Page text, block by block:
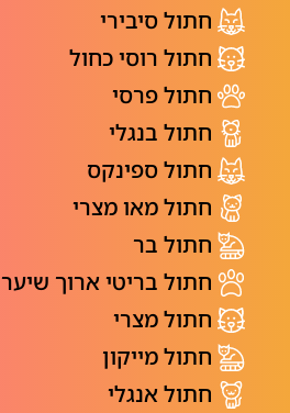
חתול סיבירי
חתול רוסי כחול
חתול פרסי
חתול בנגלי
חתול ספינקס
חתול מאו מצרי
חתול בר
חתול בריטי ארוך שיער
חתול מצרי
חתול מייקון
חתול אנגלי